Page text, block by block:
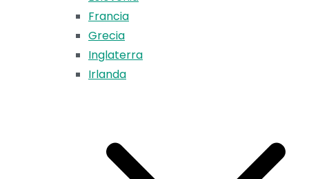
Francia
Grecia
Inglaterra
Irlanda